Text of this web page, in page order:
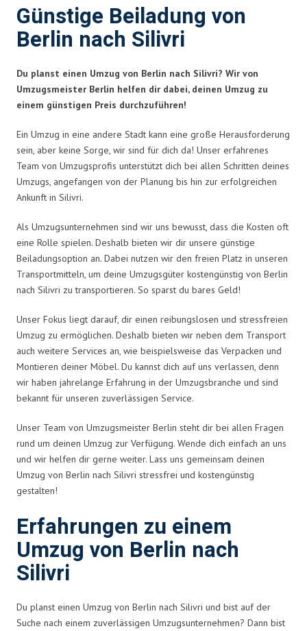
Günstige Beiladung von
Berlin nach Silivri
Du planst einen Umzug von Berlin nach Silivri? Wir von
Umzugsmeister Berlin helfen dir dabei, deinen Umzug zu
einem günstigen Preis durchzuführen!
Ein Umzug in eine andere Stadt kann eine große Herausforderung
sein, aber keine Sorge, wir sind für dich da! Unser erfahrenes
Team von Umzugsprofis unterstützt dich bei allen Schritten deines
Umzugs, angefangen von der Planung bis hin zur erfolgreichen
Ankunft in Silivri.
Als Umzugsunternehmen sind wir uns bewusst, dass die Kosten oft
eine Rolle spielen. Deshalb bieten wir dir unsere günstige
Beiladungsoption an. Dabei nutzen wir den freien Platz in unseren
Transportmitteln, um deine Umzugsgüter kostengünstig von Berlin
nach Silivri zu transportieren. So sparst du bares Geld!
Unser Fokus liegt darauf, dir einen reibungslosen und stressfreien
Umzug zu ermöglichen. Deshalb bieten wir neben dem Transport
auch weitere Services an, wie beispielsweise das Verpacken und
Montieren deiner Möbel. Du kannst dich auf uns verlassen, denn
wir haben jahrelange Erfahrung in der Umzugsbranche und sind
bekannt für unseren zuverlässigen Service.
Unser Team von Umzugsmeister Berlin steht dir bei allen Fragen
rund um deinen Umzug zur Verfügung. Wende dich einfach an uns
und wir helfen dir gerne weiter. Lass uns gemeinsam deinen
Umzug von Berlin nach Silivri stressfrei und kostengünstig
gestalten!
Erfahrungen zu einem
Umzug von Berlin nach
Silivri
Du planst einen Umzug von Berlin nach Silivri und bist auf der
Suche nach einem zuverlässigen Umzugsunternehmen? Dann bist